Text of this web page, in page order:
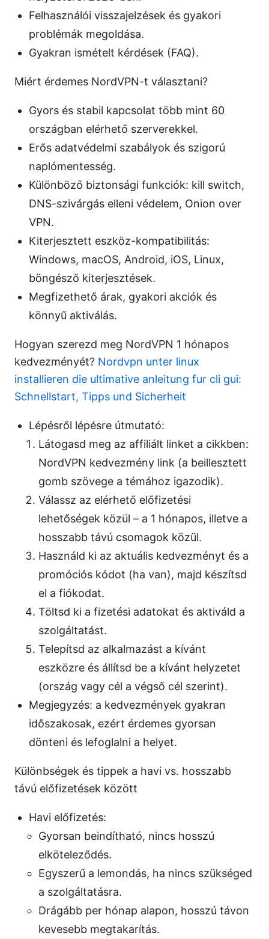
Felhasználói visszajelzések és gyakori
problémák megoldása.
Gyakran ismételt kérdések (FAQ).
Miért érdemes NordVPN-t választani?
Gyors és stabil kapcsolat több mint 60
országban elérhető szerverekkel.
Erős adatvédelmi szabályok és szigorú
naplómentesség.
Különböző biztonsági funkciók: kill switch,
DNS-szivárgás elleni védelem, Onion over
VPN.
Kiterjesztett eszköz-kompatibilitás:
Windows, macOS, Android, iOS, Linux,
böngésző kiterjesztések.
Megfizethető árak, gyakori akciók és
könnyű aktiválás.
Hogyan szerezd meg NordVPN 1 hónapos
kedvezményét? Nordvpn unter linux
installieren die ultimative anleitung fur cli gui:
Schnellstart, Tipps und Sicherheit
Lépésről lépésre útmutató:
Látogasd meg az affiliált linket a cikkben:
NordVPN kedvezmény link (a beillesztett
gomb szövege a témához igazodik).
Válassz az elérhető előfizetési
lehetőségek közül – a 1 hónapos, illetve a
hosszabb távú csomagok közül.
Használd ki az aktuális kedvezményt és a
promóciós kódot (ha van), majd készítsd
el a fiókodat.
Töltsd ki a fizetési adatokat és aktiváld a
szolgáltatást.
Telepítsd az alkalmazást a kívánt
eszközre és állítsd be a kívánt helyzetet
(ország vagy cél a végső cél szerint).
Megjegyzés: a kedvezmények gyakran
időszakosak, ezért érdemes gyorsan
dönteni és lefoglalni a helyet.
Különbségek és tippek a havi vs. hosszabb
távú előfizetések között
Havi előfizetés:
Gyorsan beindítható, nincs hosszú
elköteleződés.
Egyszerű a lemondás, ha nincs szükséged
a szolgáltatásra.
Drágább per hónap alapon, hosszú távon
kevesebb megtakarítás.